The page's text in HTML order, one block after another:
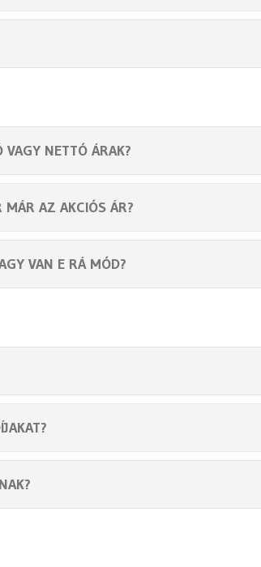
NETTÓ ÁRAK?
MÁR AZ AKCIÓS ÁR?
VAN E RÁ MÓD?